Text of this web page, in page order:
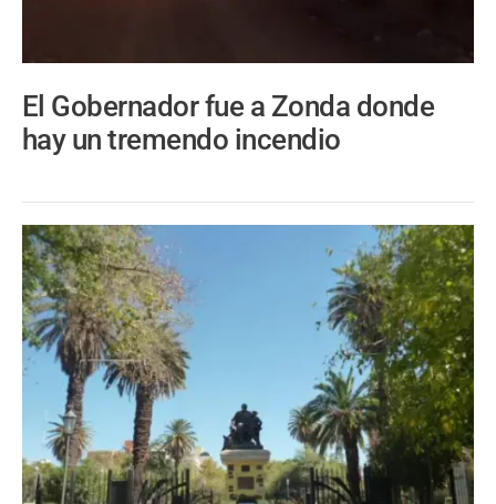
El Gobernador fue a Zonda donde
hay un tremendo incendio